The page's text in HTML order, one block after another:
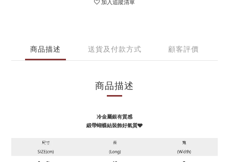
商品描述 送貨及付款方式 顧客評價
商品描述
冷金屬銀有質感
緞帶蝴蝶結裝飾好氣質🩶